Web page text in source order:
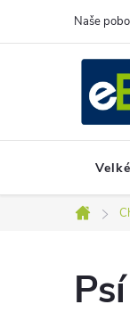
Naše
Domů